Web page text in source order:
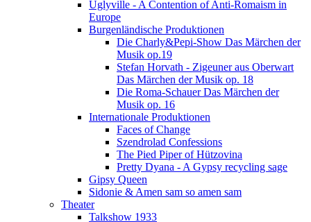
Uglyville - A Contention of Anti-Romaism in
Europe
Burgenländische Produktionen
Die Charly&Pepi-Show Das Märchen der
Musik op.19
Stefan Horvath - Zigeuner aus Oberwart
Das Märchen der Musik op. 18
Die Roma-Schauer Das Märchen der
Musik op. 16
Internationale Produktionen
Faces of Change
Szendrolad Confessions
The Pied Piper of Hützovina
Pretty Dyana - A Gypsy recycling sage
Gipsy Queen
Sidonie & Amen sam so amen sam
Theater
Talkshow 1933